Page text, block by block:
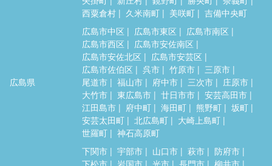
西粟倉村
久米南町 美咲町 吉備中央町
広島県
広島市中区 広島市東区
広島市南区
広島市西区
広島市安佐南区
広島市安佐北区
広島市安芸区
広島市佐伯区
呉市 竹原市
三原市
尾道市
福山市 府中市 三次市
庄原市
大竹市
東広島市 廿日市市
安芸高田市
江田島市
府中町 海田町 熊野町
坂町
安芸太田町
北広島町
大崎上島町
世羅町
神石高原町
下関市 宇部市 山口市 萩市
防府市
下松市
岩国市 光市 長門市
柳井市